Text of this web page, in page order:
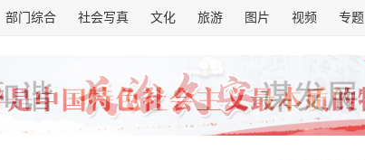
部门综合 社会写真 文化 旅游 图片 视频 专题